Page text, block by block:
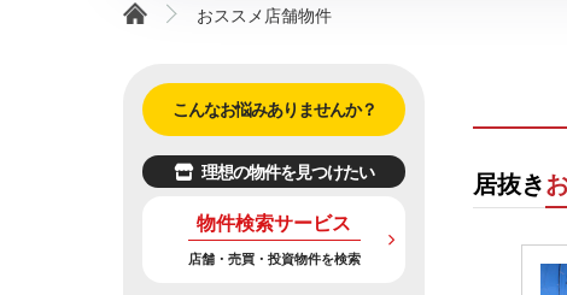
おススメ店舗物件
居抜き
こんなお悩みありませんか？
理想の物件を見つけたい
物件検索サービス
店舗・売買・投資物件を検索